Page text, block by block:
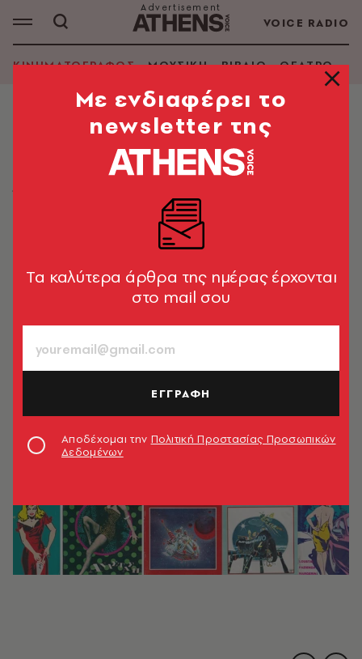
VOICE RADIO
ΚΙΝΗΜΑΤΟΓΡΑΦΟΣ ΜΟΥΣΙΚΗ ΒΙΒΛΙΟ ΘΕΑΤΡΟ -
ΚΙΝΗΜΑΤΟΓΡΑΦΟΣ
H Βαβέλ στις Νύχτες Πρεμιέρας
Ήταν check point το βιβλιοπωλείο της «Βαβέλ».
Ειδικά τα Σάββατα. Όλοι έκαναν τη βόλτα τους για να
αγοράσουν βιβλία, να συναντήσουν γνωστούς. Ήταν
Γιάννης Νένες
754
Mε ενδιαφέρει το
newsletter της
Tα καλύτερα άρθρα της ημέρας έρχονται
στο mail σου
ΕΓΓΡΑΦΗ
Αποδέχομαι την Πολιτική Προστασίας Προσωπικών
Δεδομένων